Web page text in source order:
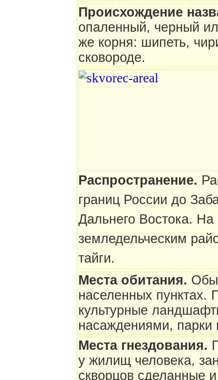
Происхождение
опаленный, черный
же корня: шипеть,
сковороде.
Распространение.
границ России до
Дальнего Востока.
земледельческим
тайги.
Места обитания.
населенных пунктах.
культурные
насаждениями, парки
Места гнездования.
у жилищ человека,
скворцов сделанные